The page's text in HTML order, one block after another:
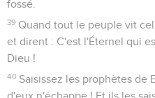
fossé.
39 Quand tout le peuple vit
et dirent : C'est l'Éternel qui
Dieu !
40 Saisissez les prophètes de
d'eux n'échappe ! Et ils les